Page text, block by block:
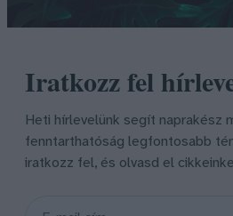
Iratkozz fel
Heti hírlevelünk segít naprakész
fenntarthatóság legfontosabb
iratkozz fel, és olvasd el